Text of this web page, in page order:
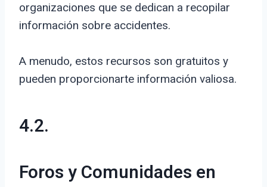
organizaciones que se dedican a recopilar
información sobre accidentes.
A menudo, estos recursos son gratuitos y
pueden proporcionarte información valiosa.
4.2.
Foros y Comunidades en